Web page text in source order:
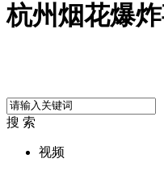
杭州烟花爆
搜 索
视频